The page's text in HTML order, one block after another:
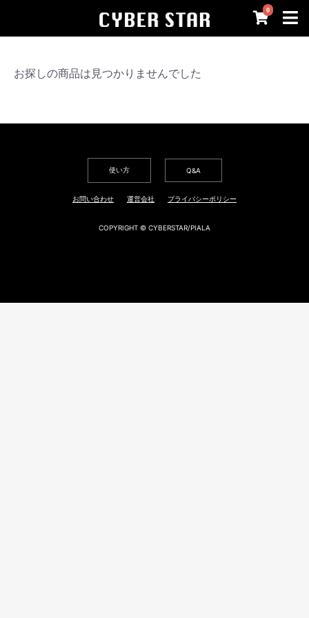
0
お探しの商品は見つかりませんでした
使い方 Q&A
お問い合わせ 運営会社 プライバシーポリシー
COPYRIGHT © CYBERSTAR/PIALA